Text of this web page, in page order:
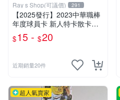
Ray s Shop(可議價) 291
【2025發行】2023中華職棒
年度球員卡 新人特卡散卡區
(湊套小幫手)
$15 - $20
近期銷量20件
超人氣賣家